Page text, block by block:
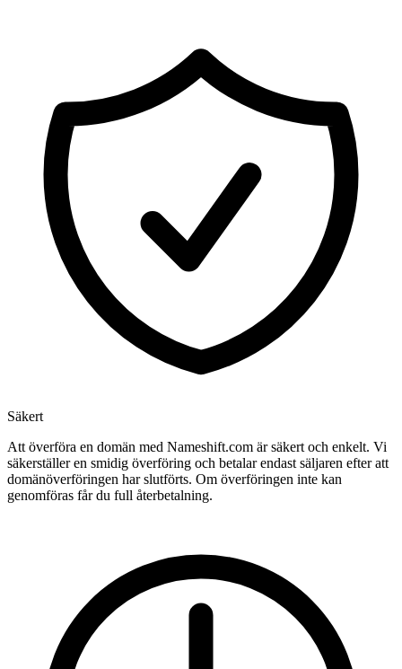
Säkert
Att överföra en domän med Nameshift.com är säkert och enkelt. Vi
säkerställer en smidig överföring och betalar endast säljaren efter att
domänöverföringen har slutförts. Om överföringen inte kan
genomföras får du full återbetalning.